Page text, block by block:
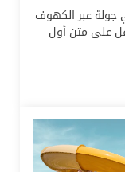
جولة عبر الكهوف
على متن أول